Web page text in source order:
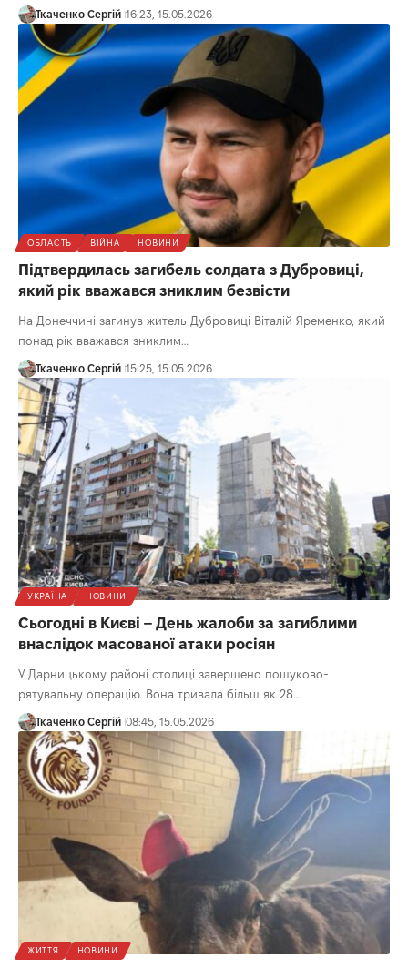
Ткаченко Сергій 16:23, 15.05.2026
ОБЛАСТЬ ВІЙНА НОВИНИ
Підтвердилась загибель солдата з Дубровиці,
який рік вважався зниклим безвісти
На Донеччині загинув житель Дубровиці Віталій Яременко, який
понад рік вважався зниклим…
Ткаченко Сергій 15:25, 15.05.2026
УКРАЇНА НОВИНИ
Сьогодні в Києві – День жалоби за загиблими
внаслідок масованої атаки росіян
У Дарницькому районі столиці завершено пошуково-
рятувальну операцію. Вона тривала більш як 28…
Ткаченко Сергій 08:45, 15.05.2026
ЖИТТЯ НОВИНИ